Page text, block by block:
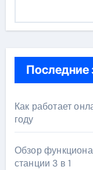
Последние
Как работает
году
Обзор
станции 3 в 1